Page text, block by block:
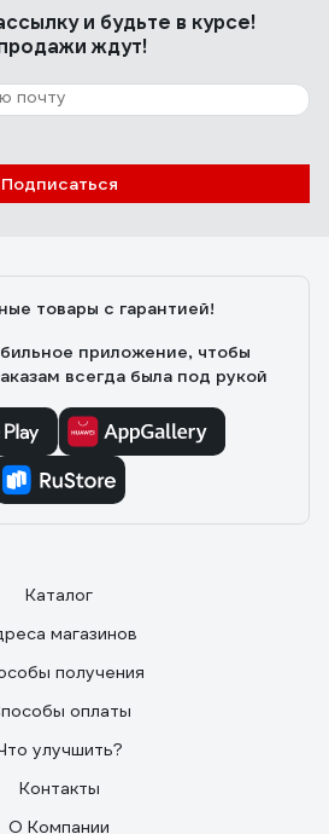
и будьте в курсе!
ждут!
Подписаться
товары с гарантией!
приложение, чтобы
всегда была под рукой
Каталог
магазинов
получения
оплаты
улучшить?
Контакты
О Компании